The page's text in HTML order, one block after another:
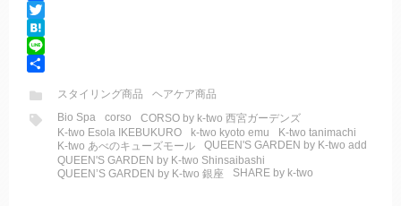
F
a
c
e
o
o
T
w
e
H
a
e
n
L
n
e
有
スタイリング商品
ヘアケア商品
Bio Spa
corso
CORSO by k-two 西宮ガーデンズ
K-two Esola IKEBUKURO
k-two kyoto emu
K-two tanimachi
K-two あべのキューズモール
QUEEN'S GARDEN by K-two add
QUEEN'S GARDEN by K-two Shinsaibashi
QUEEN’S GARDEN by K-two 銀座
SHARE by k-two